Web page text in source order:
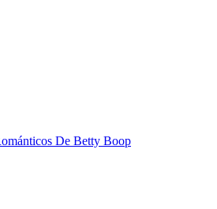
De Betty Boop